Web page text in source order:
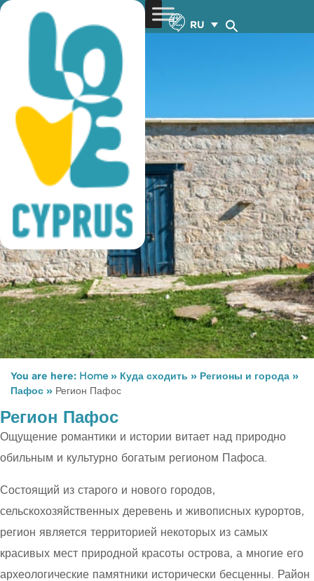
RU
Регион Пафос
You are here: Home» Куда сходить » Регионы и города »
Пафос » Регион Пафос
Регион Пафос
Ощущение романтики и истории витает над природно
обильным и культурно богатым регионом Пафоса.
Состоящий из старого и нового городов,
сельскохозяйственных деревень и живописных курортов,
регион является территорией некоторых из самых
красивых мест природной красоты острова, а многие его
археологические памятники исторически бесценны. Район